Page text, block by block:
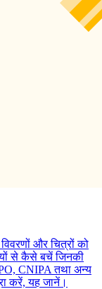
और चित्रों को
से कैसे बचें जिनकी
CNIPA तथा अन्य
करें, यह जानें।